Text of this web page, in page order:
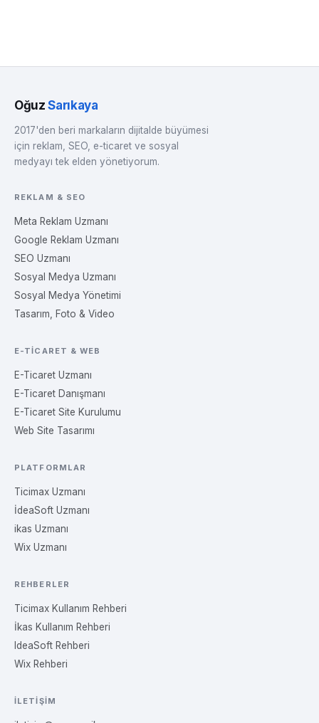
OğuzSarıkaya
2017'den beri markaların dijitalde büyümesi
için reklam, SEO, e-ticaret ve sosyal
medyayı tek elden yönetiyorum.
REKLAM & SEO
Meta Reklam Uzmanı
Google Reklam Uzmanı
SEO Uzmanı
Sosyal Medya Uzmanı
Sosyal Medya Yönetimi
Tasarım, Foto & Video
E-TICARET & WEB
E-Ticaret Uzmanı
E-Ticaret Danışmanı
E-Ticaret Site Kurulumu
Web Site Tasarımı
PLATFORMLAR
Ticimax Uzmanı
İdeaSoft Uzmanı
ikas Uzmanı
Wix Uzmanı
REHBERLER
Ticimax Kullanım Rehberi
İkas Kullanım Rehberi
IdeaSoft Rehberi
Wix Rehberi
İLETIŞIM